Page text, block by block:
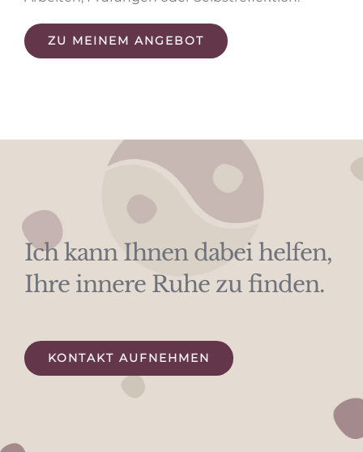
ZU MEINEM ANGEBOT
Ich kann Ihnen dabei helfen,
Ihre innere Ruhe zu finden.
KONTAKT AUFNEHMEN